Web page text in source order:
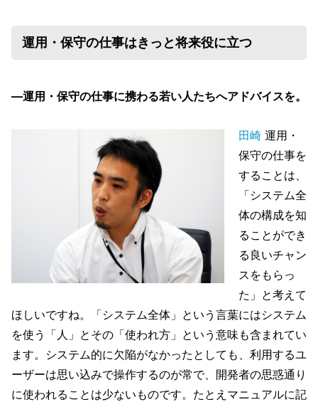
運用・保守の仕事はきっと将来役に立つ
―運用・保守の仕事に携わる若い人たちへアドバイスを。
田崎 運用・
保守の仕事を
することは、
「システム全
体の構成を知
ることができ
る良いチャン
スをもらっ
た」と考えて
ほしいですね。「システム全体」という言葉にはシステム
を使う「人」とその「使われ方」という意味も含まれてい
ます。システム的に欠陥がなかったとしても、利用するユ
ーザーは思い込みで操作するのが常で、開発者の思惑通り
に使われることは少ないものです。たとえマニュアルに記